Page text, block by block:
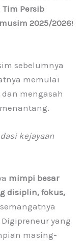
Tim Persib
2025/2026!
sebelumnya
memulai
mengasah
kejayaan
mimpi besar
disiplin, fokus,
yang
masing-